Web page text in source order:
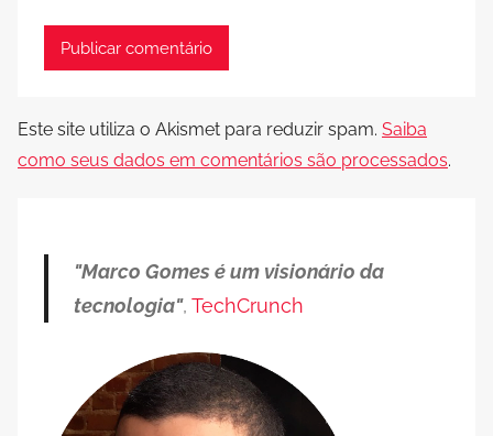
Este site utiliza o Akismet para reduzir spam. Saiba
como seus dados em comentários são processados.
"Marco Gomes é um visionário da
tecnologia", TechCrunch